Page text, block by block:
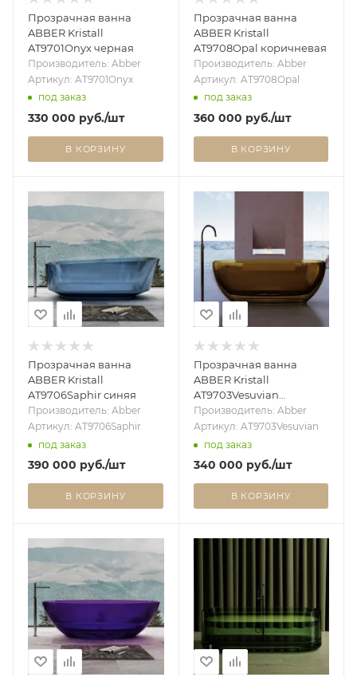
Прозрачная ванна
ABBER Kristall
AT9701Onyx черная
Производитель: Abber
Артикул: AT9701Onyx
под заказ
330 000 руб./шт
В КОРЗИНУ
Прозрачная ванна
ABBER Kristall
AT9708Opal коричневая
Производитель: Abber
Артикул: AT9708Opal
под заказ
360 000 руб./шт
В КОРЗИНУ
Прозрачная ванна
ABBER Kristall
AT9706Saphir синяя
Производитель: Abber
Артикул: AT9706Saphir
под заказ
390 000 руб./шт
В КОРЗИНУ
Прозрачная ванна
ABBER Kristall
AT9703Vesuvian
оливковая
Производитель: Abber
Артикул: AT9703Vesuvian
под заказ
340 000 руб./шт
В КОРЗИНУ